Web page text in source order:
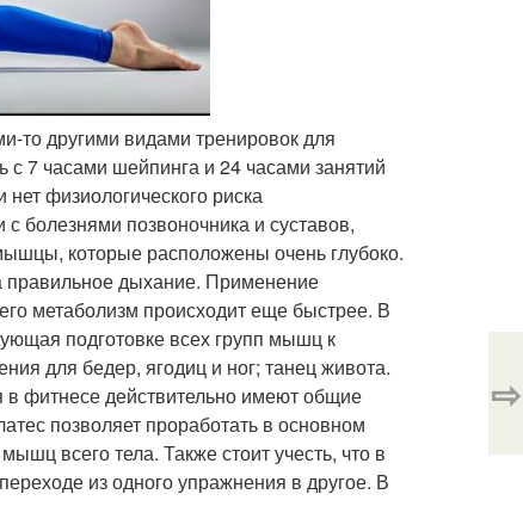
то другими видами тренировок для
с 7 часами шейпинга и 24 часами занятий
физиологического риска
позвоночника и суставов,
которые расположены очень глубоко.
правильное дыхание. Применение
метаболизм происходит еще быстрее. В
подготовке всех групп мышц к
для бедер, ягодиц и ног; танец живота.
в фитнесе действительно имеют общие
позволяет проработать в основном
всего тела. Также стоит учесть, что в
из одного упражнения в другое. В
⇨